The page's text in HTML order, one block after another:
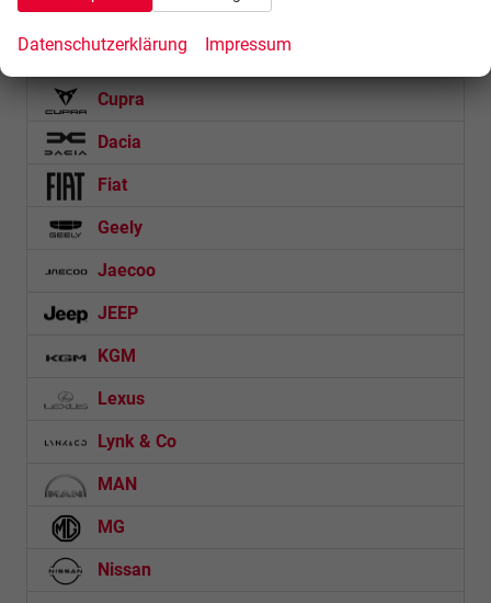
BMW
BYD
Cupra
Dacia
Fiat
Geely
Jaecoo
JEEP
KGM
Lexus
Lynk & Co
MAN
MG
Nissan
Datenschutzerklärung Impressum